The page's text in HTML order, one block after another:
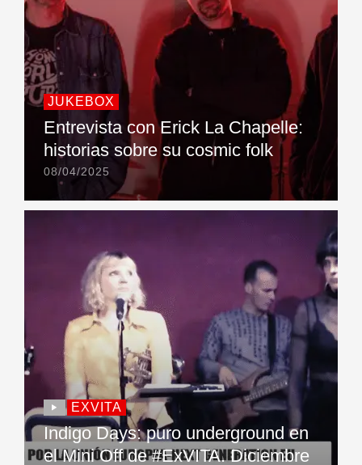
JUKEBOX
Entrevista con Erick La Chapelle:
historias sobre su cosmic folk
08/04/2025
EXVITA
Indigo Days: puro underground en
el Mini Off de #ExVITA. Diciembre